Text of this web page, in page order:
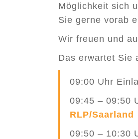
Möglichkeit sich
Sie gerne vorab
Wir freuen und
Das erwartet Sie
09:00 Uhr
09:45 – 09:50
RLP/Saarland
09:50 – 10:30